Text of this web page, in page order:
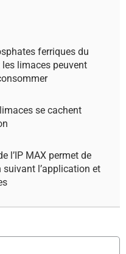
ferriques du
limaces peuvent
se cachent
l’IP MAX permet de
l’application et